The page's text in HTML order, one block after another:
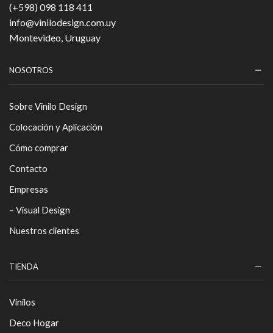
(+598) 098 118 411
info@vinilodesign.com.uy
Montevideo, Uruguay
NOSOTROS
Sobre Vinilo Design
Colocación y Aplicación
Cómo comprar
Contacto
Empresas
– Visual Design
Nuestros clientes
TIENDA
Vinilos
Deco Hogar